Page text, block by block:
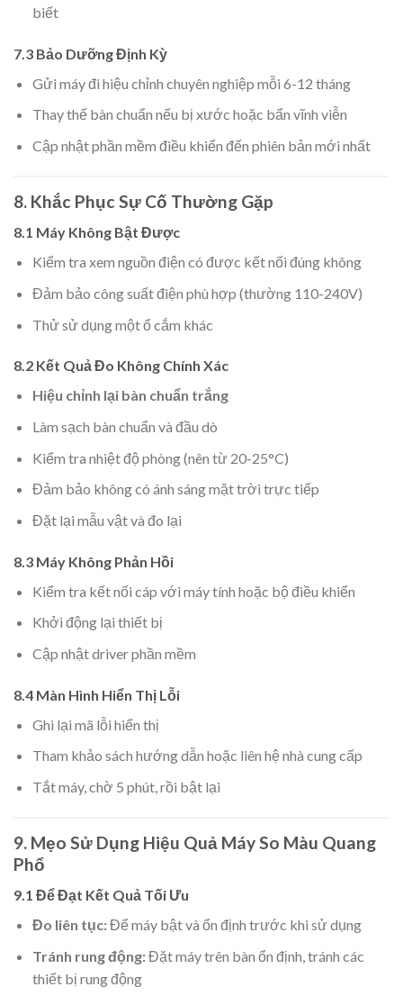
biết
7.3 Bảo Dưỡng Định Kỳ
Gửi máy đi hiệu chỉnh chuyên nghiệp mỗi 6-12 tháng
Thay thế bàn chuẩn nếu bị xước hoặc bẩn vĩnh viễn
Cập nhật phần mềm điều khiển đến phiên bản mới nhất
8. Khắc Phục Sự Cố Thường Gặp
8.1 Máy Không Bật Được
Kiểm tra xem nguồn điện có được kết nối đúng không
Đảm bảo công suất điện phù hợp (thường 110-240V)
Thử sử dụng một ổ cắm khác
8.2 Kết Quả Đo Không Chính Xác
Hiệu chỉnh lại bàn chuẩn trắng
Làm sạch bàn chuẩn và đầu dò
Kiểm tra nhiệt độ phòng (nên từ 20-25°C)
Đảm bảo không có ánh sáng mặt trời trực tiếp
Đặt lại mẫu vật và đo lại
8.3 Máy Không Phản Hồi
Kiểm tra kết nối cáp với máy tính hoặc bộ điều khiển
Khởi động lại thiết bị
Cập nhật driver phần mềm
8.4 Màn Hình Hiển Thị Lỗi
Ghi lại mã lỗi hiển thị
Tham khảo sách hướng dẫn hoặc liên hệ nhà cung cấp
Tắt máy, chờ 5 phút, rồi bật lại
9. Mẹo Sử Dụng Hiệu Quả Máy So Màu Quang
Phổ
9.1 Để Đạt Kết Quả Tối Ưu
Đo liên tục:Để máy bật và ổn định trước khi sử dụng
Tránh rung động:Đặt máy trên bàn ổn định, tránh các
thiết bị rung động